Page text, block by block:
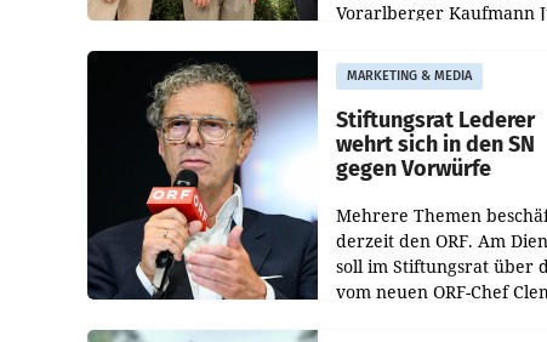
Vorarlberger Kaufmann
freigegeben: Die
und der
MARKETING & MEDIA
Stiftungsrat Lederer
wehrt sich in den SN
gegen Vorwürfe
Mehrere Themen
derzeit den ORF. Am
soll im Stiftungsrat über
vom neuen ORF-Chef